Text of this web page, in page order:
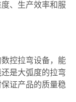
、生产效率和服
控拉弯设备，能
是大弧度的拉弯
证产品的质量稳